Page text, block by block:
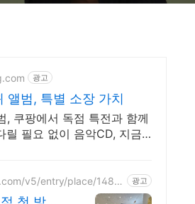
광고
앨범, 특별 소장 가치
, 쿠팡에서 독점 특전과 함께
릴 필요 없이 음악CD, 지금
v5/entry/place/1489
광고